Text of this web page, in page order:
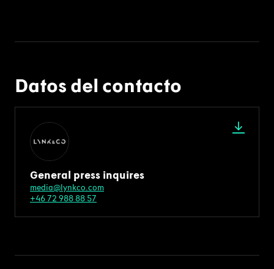
Datos del contacto
General press inquires
media@lynkco.com
+46 72 988 88 57